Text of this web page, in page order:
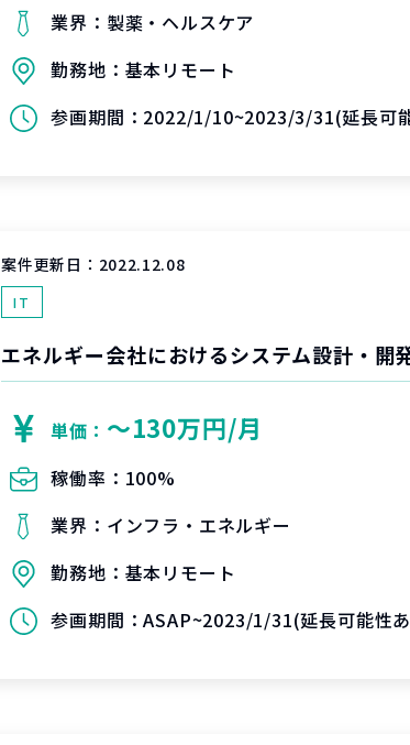
業界： 製薬・ヘルスケア
勤務地： 基本リモート
参画期間： 2022/1/10~2023/3/31(延長可
案件更新日： 2022.12.08
IT
エネルギー会社におけるシステム設計・開
単価： 〜130万円/月
稼働率： 100%
業界： インフラ・エネルギー
勤務地： 基本リモート
参画期間：ASAP~2023/1/31(延長可能性